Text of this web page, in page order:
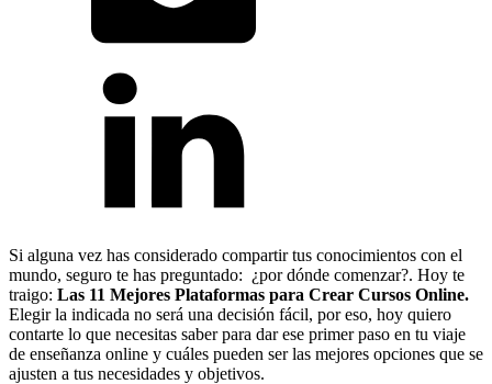
Si alguna vez has considerado compartir tus conocimientos con el
mundo, seguro te has preguntado: ¿por dónde comenzar?. Hoy te
traigo: Las 11 Mejores Plataformas para Crear Cursos Online.
Elegir la indicada no será una decisión fácil, por eso, hoy quiero
contarte lo que necesitas saber para dar ese primer paso en tu viaje
de enseñanza online y cuáles pueden ser las mejores opciones que se
ajusten a tus necesidades y objetivos.